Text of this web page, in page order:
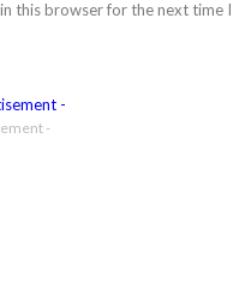
this browser for the next time I
-